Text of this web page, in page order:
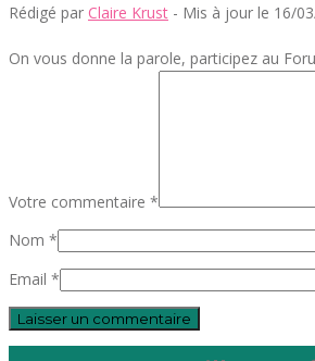
Rédigé par Claire Krust - Mis à jour le 16/
On vous donne la parole, participez au
Votre commentaire *
Nom *
Email *